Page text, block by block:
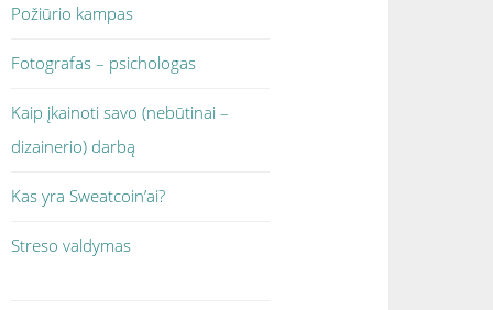
Požiūrio kampas
Fotografas – psichologas
Kaip įkainoti savo (nebūtinai –
dizainerio) darbą
Kas yra Sweatcoin’ai?
Streso valdymas